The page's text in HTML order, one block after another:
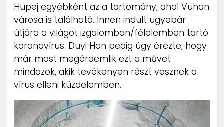
Hupej egyébként az a tartomány, ahol Vuhan
városa is található. Innen indult ugyebár
útjára a világot izgalomban/félelemben tartó
koronavírus. Duyi Han pedig úgy érezte, hogy
már most megérdemlik ezt a művet
mindazok, akik tevékenyen részt vesznek a
vírus elleni küzdelemben.